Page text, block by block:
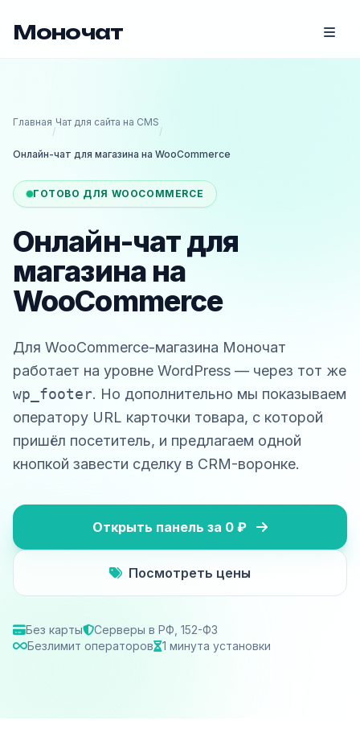
Моночат
Главная
/
Чат для сайта на CMS
/
Онлайн-чат для магазина на WooCommerce
ГОТОВО ДЛЯ WOOCOMMERCE
Онлайн-чат для
магазина на
WooCommerce
Для WooCommerce-магазина Моночат
работает на уровне WordPress — через тот же
wp_footer. Но дополнительно мы показываем
оператору URL карточки товара, с которой
пришёл посетитель, и предлагаем одной
кнопкой завести сделку в CRM-воронке.
Открыть панель за 0 ₽
Посмотреть цены
Без карты
Серверы в РФ, 152-ФЗ
Безлимит операторов
1 минута установки